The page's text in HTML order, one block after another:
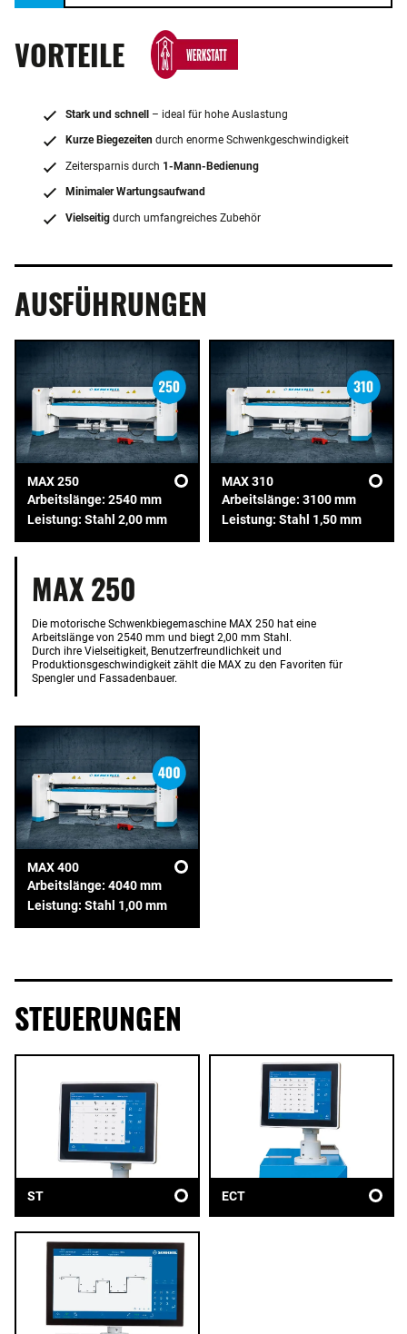
VORTEILE
Stark und schnell – ideal für hohe Auslastung
Kurze Biegezeiten durch enorme Schwenkgeschwindigkeit
Zeitersparnis durch 1-Mann-Bedienung
Minimaler Wartungsaufwand
Vielseitig durch umfangreiches Zubehör
AUSFÜHRUNGEN
MAX 250
Arbeitslänge: 2540 mm
Leistung: Stahl 2,00 mm
MAX 310
Arbeitslänge: 3100 mm
Leistung: Stahl 1,50 mm
MAX 250
Die motorische Schwenkbiegemaschine MAX 250 hat eine
Arbeitslänge von 2540 mm und biegt 2,00 mm Stahl.
Durch ihre Vielseitigkeit, Benutzerfreundlichkeit und
Produktionsgeschwindigkeit zählt die MAX zu den Favoriten für
Spengler und Fassadenbauer.
MAX 400
Arbeitslänge: 4040 mm
Leistung: Stahl 1,00 mm
STEUERUNGEN
ST ECT